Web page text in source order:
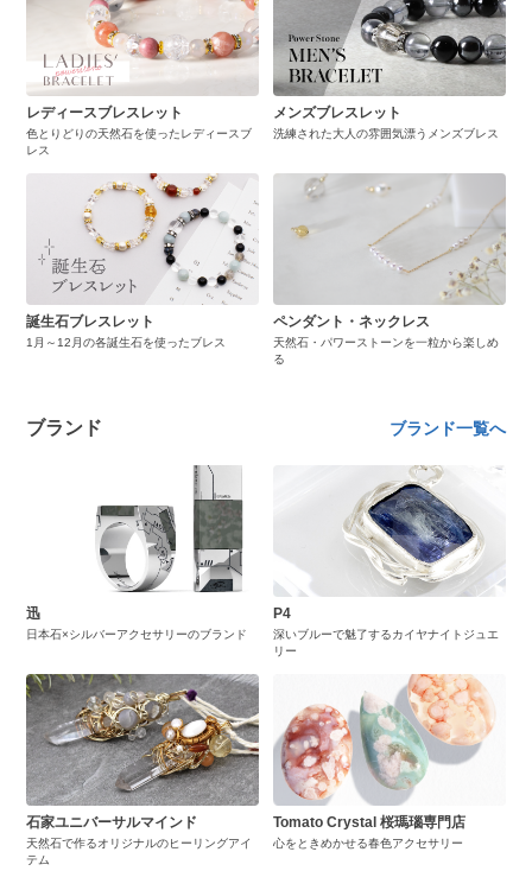
レディースブレスレット
色とりどりの天然石を使ったレディースブ
レス
メンズブレスレット
洗練された大人の雰囲気漂うメンズブレス
誕生石ブレスレット
1月～12月の各誕生石を使ったブレス
ペンダント・ネックレス
天然石・パワーストーンを一粒から楽しめ
る
ブランド ブランド一覧へ
迅
日本石×シルバーアクセサリーのブランド
P4
深いブルーで魅了するカイヤナイトジュエ
リー
石家ユニバーサルマインド
天然石で作るオリジナルのヒーリングアイ
テム
Tomato Crystal 桜瑪瑙専門店
心をときめかせる春色アクセサリー